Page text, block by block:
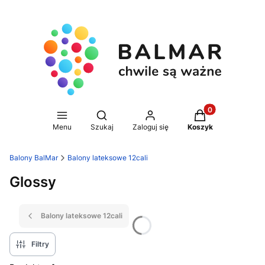
Menu
Otwórz wyszukiwarkę
Szukaj Zaloguj się
Produkty w
Koszyk
Balony BalMar Balony lateksowe 12cali
Glossy
Balony lateksowe 12cali
Filtry